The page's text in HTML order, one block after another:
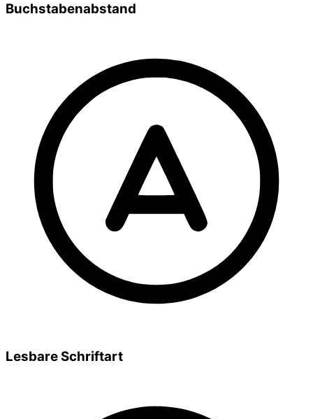
Buchstabenabstand
Lesbare Schriftart